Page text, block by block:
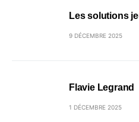
Les solutions
9 DÉCEMBRE 2025
Flavie Legrand
1 DÉCEMBRE 2025